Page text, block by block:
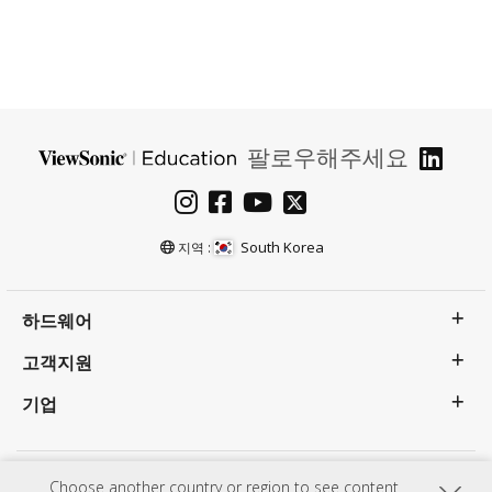
Choose another country or region to see content
팔로우해주세요
지역 : South Korea
하드웨어
고객지원
기업
개인 정보 정책 이용약관 접근성